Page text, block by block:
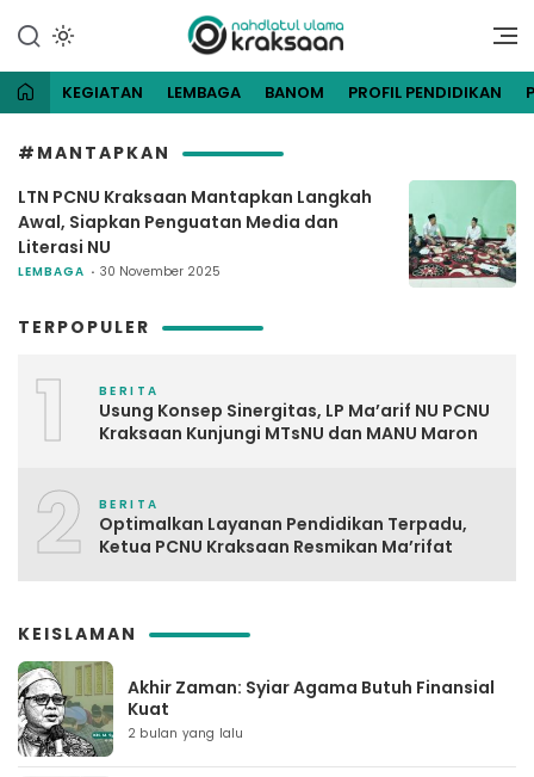
konten
NU Kraksaan
Website Resmi Pengurus
Kraksaan
KEGIATAN LEMBAGA BANOM PROFIL PENDIDIKAN
#MANTAPKAN
LTN PCNU Kraksaan Mantapkan Langkah
Awal, Siapkan Penguatan Media dan
Literasi NU
LEMBAGA 30 November 2025
TERPOPULER
1 BERITA
Usung Konsep Sinergitas, LP Ma’arif NU PCNU
Kraksaan Kunjungi MTsNU dan MANU Maron
2 BERITA
Optimalkan Layanan Pendidikan Terpadu,
Ketua PCNU Kraksaan Resmikan Ma’rifat
KEISLAMAN
Akhir Zaman: Syiar Agama Butuh Finansial
Kuat
2 bulan yang lalu